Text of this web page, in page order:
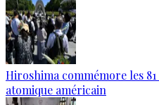
Hiroshima commémore les
atomique américain